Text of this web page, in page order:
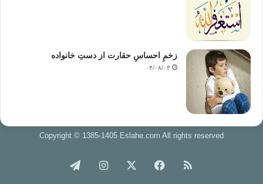
زخمِ احساسِ حقارت از دستِ خانواده
۰۴/۰۸/۰۳
Copyright © 1385-1405 Eslahe.com All rights reserved
خوراک فیس اینستاگرام